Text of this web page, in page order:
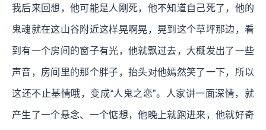
我后来回想，他可能是人刚死，他不知道自己死了，他的
鬼魂就在这山谷附近这样晃啊晃，晃到这个草坪那边，看
到有一个房间的窗子有光，他就飘过去，大概发出了一些
声音，房间里的那个胖子，抬头对他嫣然笑了一下，所以
这还不止基情哦，变成“人鬼之恋”。人家讲一面深情，就
产生了一个悬念、一个惦想，他晚上就跑进来，他就好奇